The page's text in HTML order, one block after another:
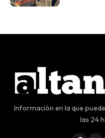
Información en la que
las 24